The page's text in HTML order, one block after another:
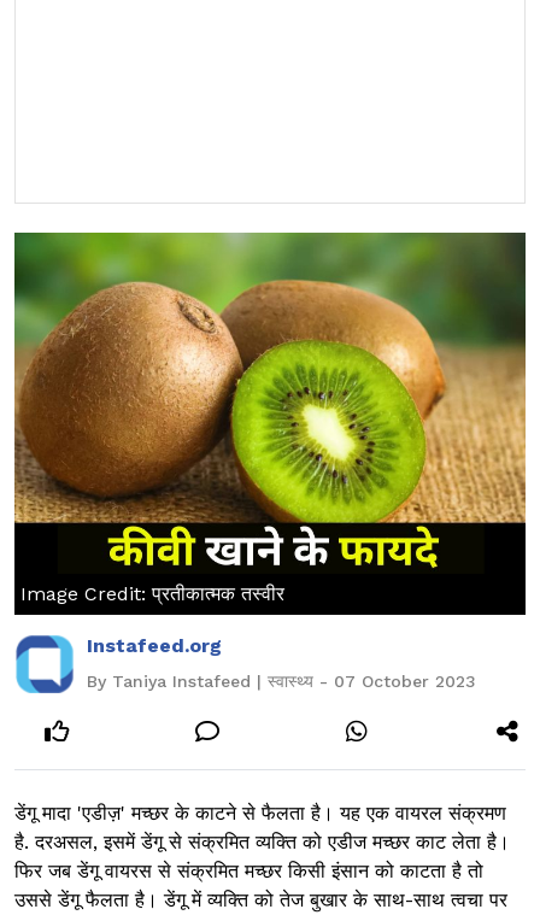
Image Credit: प्रतीकात्मक तस्वीर
Instafeed.org
By Taniya Instafeed | स्वास्थ्य - 07 October 2023
डेंगू मादा 'एडीज़' मच्छर के काटने से फैलता है। यह एक वायरल संक्रमण
है. दरअसल, इसमें डेंगू से संक्रमित व्यक्ति को एडीज मच्छर काट लेता है।
फिर जब डेंगू वायरस से संक्रमित मच्छर किसी इंसान को काटता है तो
उससे डेंगू फैलता है। डेंगू में व्यक्ति को तेज बुखार के साथ-साथ त्वचा पर